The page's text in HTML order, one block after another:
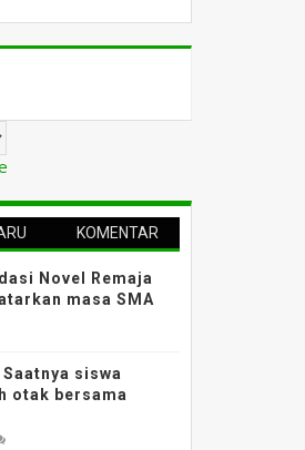
KOMENTAR
Novel Remaja
masa SMA
Saatnya siswa
otak bersama